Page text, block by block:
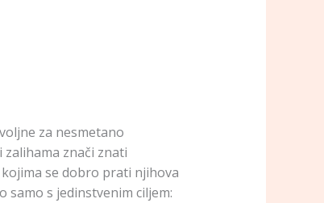
za nesmetano
znači znati
se dobro prati njihova
samo s jedinstvenim ciljem: